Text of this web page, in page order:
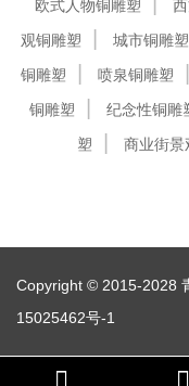
欧式人物铜雕塑
观铜雕塑
城市铜雕塑
铜雕塑
喷泉铜雕塑
铜雕塑
纪念性铜雕
塑
商业街景
Copyright © 2015-2028
15025462号-1